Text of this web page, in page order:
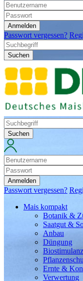
Anmelden
Passwort vergessen?
Suchen
Suchen
Anmelden
Passwort vergessen?
Mais kompakt
Botanik &
Saatgut &
Anbau
Düngung
Ernte &
Verwertung